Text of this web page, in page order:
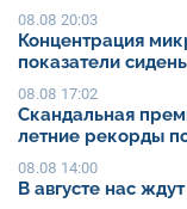
08.08 20:03
Концентрация
показатели
08.08 17:02
Скандальная
летние рекорды
08.08 14:00
В августе нас